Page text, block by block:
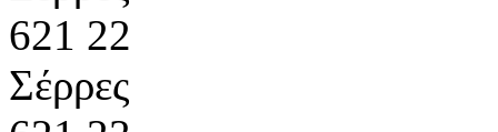
621 22
Σέρρες